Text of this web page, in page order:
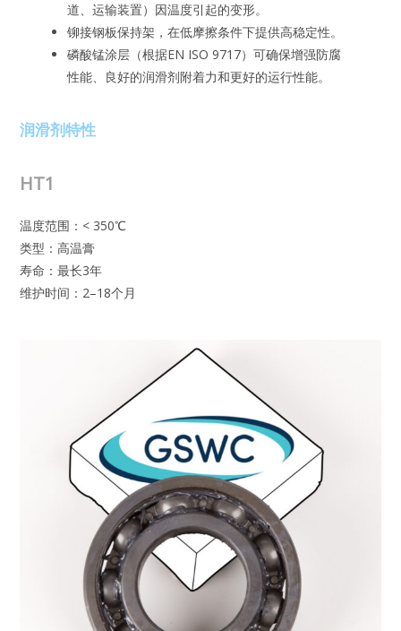
道、运输装置）因温度引起的变形。
铆接钢板保持架，在低摩擦条件下提供高稳定性。
磷酸锰涂层（根据EN ISO 9717）可确保增强防腐
性能、良好的润滑剂附着力和更好的运行性能。
润滑剂特性
HT1
温度范围：< 350℃
类型：高温膏
寿命：最长3年
维护时间：2–18个月